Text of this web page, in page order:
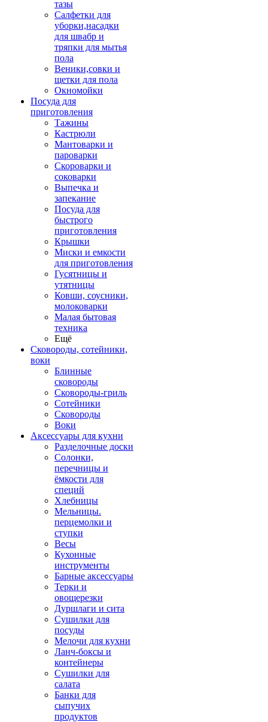
тазы
Салфетки для
уборки,насадки
для швабр и
тряпки для мытья
пола
Веники,совки и
щетки для пола
Окномойки
Посуда для
приготовления
Тажины
Кастрюли
Мантоварки и
пароварки
Скороварки и
соковарки
Выпечка и
запекание
Посуда для
быстрого
приготовления
Крышки
Миски и емкости
для приготовления
Гусятницы и
утятницы
Ковши, соусники,
молоковарки
Малая бытовая
техника
Ещё
Сковороды, сотейники,
воки
Блинные
сковороды
Сковороды-гриль
Сотейники
Сковороды
Воки
Аксессуары для кухни
Разделочные доски
Солонки,
перечницы и
ёмкости для
специй
Хлебницы
Мельницы.
перцемолки и
ступки
Весы
Кухонные
инструменты
Барные аксессуары
Терки и
овощерезки
Дуршлаги и сита
Сушилки для
посуды
Мелочи для кухни
Ланч-боксы и
контейнеры
Сушилки для
салата
Банки для
сыпучих
продуктов